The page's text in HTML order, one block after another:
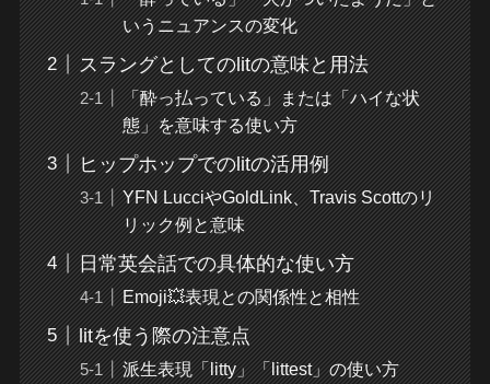
いうニュアンスの変化
スラングとしてのlitの意味と用法
「酔っ払っている」または「ハイな状
態」を意味する使い方
ヒップホップでのlitの活用例
YFN LucciやGoldLink、Travis Scottのリ
リック例と意味
日常英会話での具体的な使い方
Emoji💥表現との関係性と相性
litを使う際の注意点
派生表現「litty」「littest」の使い方